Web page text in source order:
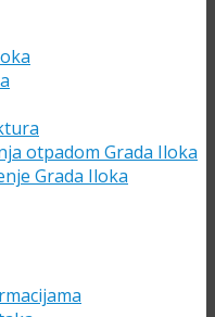
otpadom Grada Iloka
Grada Iloka